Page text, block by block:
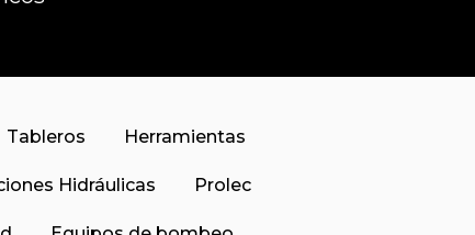
Tableros Herramientas
Hidráulicas Prolec